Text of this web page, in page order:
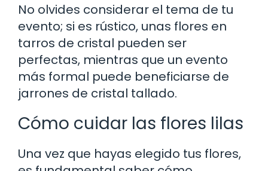
No olvides considerar el tema de tu
evento; si es rústico, unas flores en
tarros de cristal pueden ser
perfectas, mientras que un evento
más formal puede beneficiarse de
jarrones de cristal tallado.
Cómo cuidar las flores lilas
Una vez que hayas elegido tus flores,